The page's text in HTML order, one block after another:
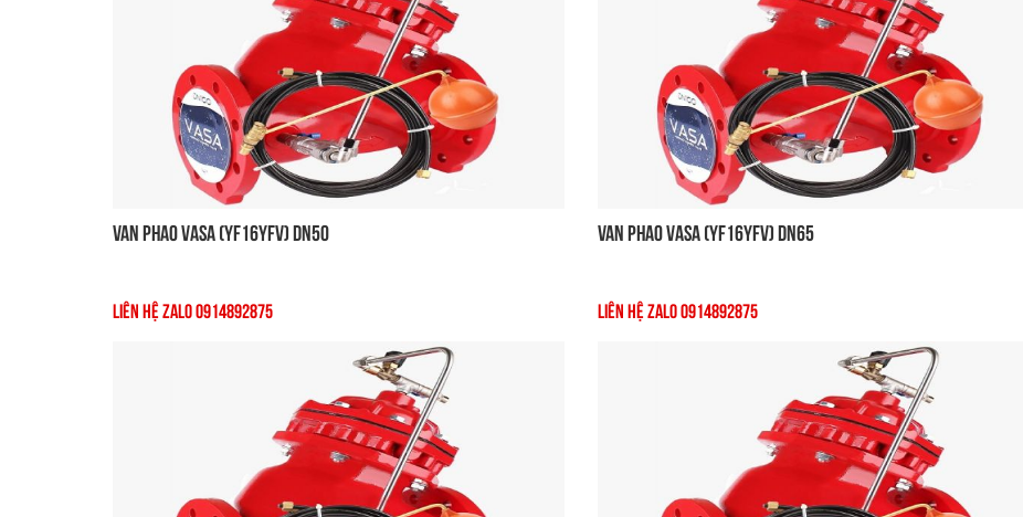
Van Phao VASA (YF16YFV) DN50
Liên Hệ Zalo 0914892875
Van Phao VASA (YF16YFV) DN65
Liên Hệ Zalo 0914892875